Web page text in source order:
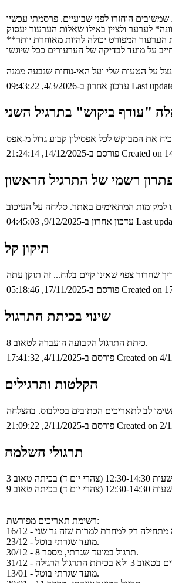
עדכון אחרון ב-4/3/2026, 09:43:22 Last
"עודף ביקוש" בתרגיל השני
פורסם ב-14/12/2025, 21:24:14 Created on
רשמי של התרגיל הראשון
עדכון אחרון ב-9/12/2025, 04:45:03 Last
תיקון קל
פורסם ב-17/11/2025, 05:18:46 Created on
שינוי בכיתת התרגול
כיתת התרגול הקבועה הועברה לטאוב 8.
פורסם ב-4/11/2025, 17:41:32 Created on 4/
הקלטות ותרגילים
פורסם ב-2/11/2025, 21:09:22 Created on 2/
תרגולי השלמה
רשימת תאריכים מפורשת:
23/12 - מועד שגרתי בוטל.
30/12 - תרגול במועד שגרתי, מספר 8.
13/01 - מועד שגרתי בוטל.